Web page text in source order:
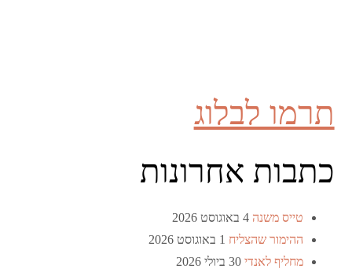
תרמו לבלוג
כתבות אחרונות
טייס משנה 4 באוגוסט 2026
ההימור שהצליח 1 באוגוסט 2026
מחליף לאנדי 30 ביולי 2026